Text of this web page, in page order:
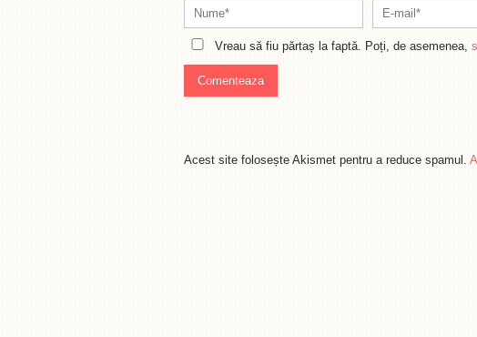
Vreau să fiu părtaș la faptă. Poți, de asemenea,
Acest site folosește Akismet pentru a reduce spamul.